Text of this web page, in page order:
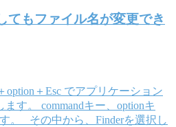
てもファイル名が変更でき
option＋Esc でアプリケーション
す。 commandキー、optionキ
。 その中から、Finderを選択し